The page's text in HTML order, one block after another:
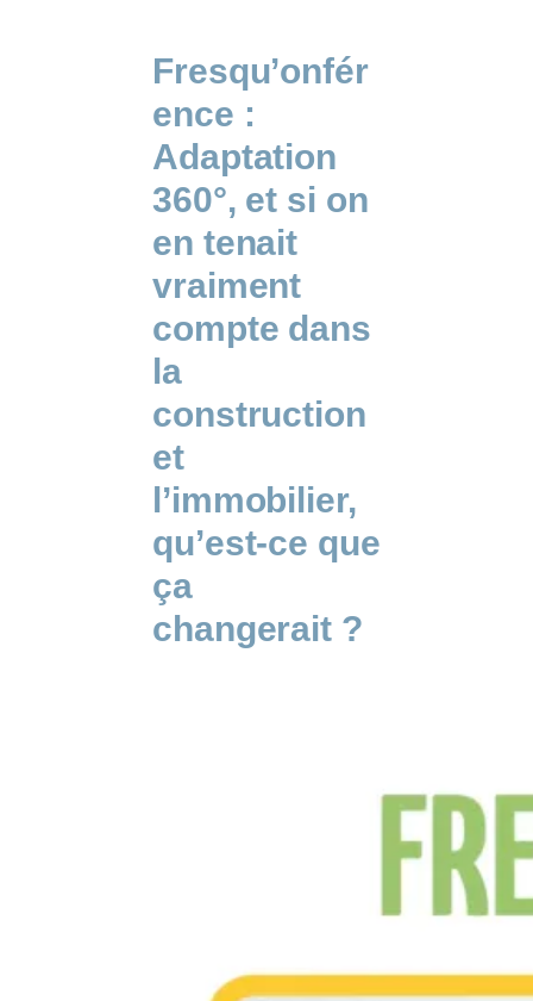
Fresqu’onfér
ence :
Adaptation
360°, et si on
en tenait
vraiment
compte dans
la
construction
et
l’immobilier,
qu’est-ce que
ça
changerait ?